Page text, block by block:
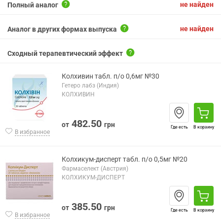
не найден
Полный аналог
не найден
Аналог в других формах выпуска
Сходный терапевтический эффект
В избранное
Колхивин табл. п/о 0,6мг №30
Гетеро лабз (Индия)
КОЛХИВИН
от 482.50 грн Где есть В корзину
В избранное
Колхикум-дисперт табл. п/о 0,5мг №20
Фармаселект (Австрия)
КОЛХИКУМ-ДИСПЕРТ
от 385.50 грн Где есть В корзину